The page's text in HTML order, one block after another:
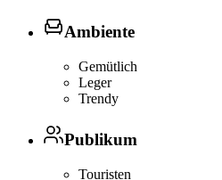
Ambiente
Gemütlich
Leger
Trendy
Publikum
Touristen